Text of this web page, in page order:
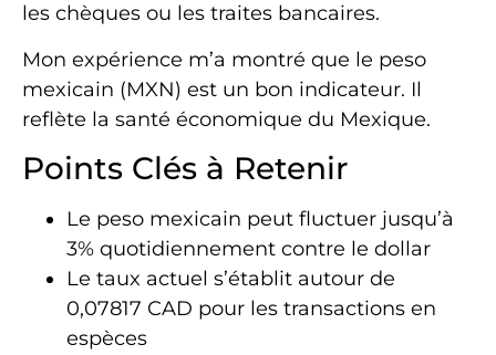
les chèques ou les traites bancaires.
Mon expérience m’a montré que le peso
mexicain (MXN) est un bon indicateur. Il
reflète la santé économique du Mexique.
Points Clés à Retenir
Le peso mexicain peut fluctuer jusqu’à
3% quotidiennement contre le dollar
Le taux actuel s’établit autour de
0,07817 CAD pour les transactions en
espèces